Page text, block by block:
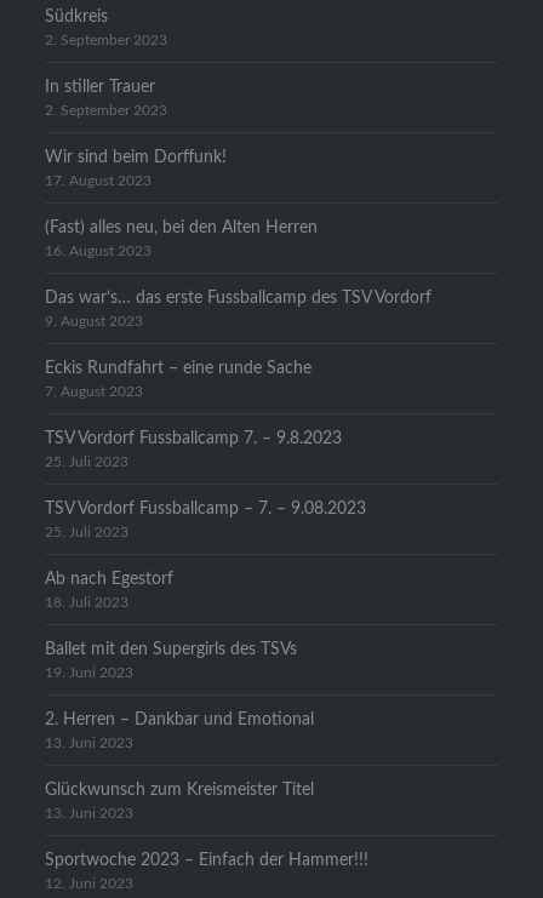
Südkreis
2. September 2023
In stiller Trauer
2. September 2023
Wir sind beim Dorffunk!
17. August 2023
(Fast) alles neu, bei den Alten Herren
16. August 2023
Das war’s… das erste Fussballcamp des TSV Vordorf
9. August 2023
Eckis Rundfahrt – eine runde Sache
7. August 2023
TSV Vordorf Fussballcamp 7. – 9.8.2023
25. Juli 2023
TSV Vordorf Fussballcamp – 7. – 9.08.2023
25. Juli 2023
Ab nach Egestorf
18. Juli 2023
Ballet mit den Supergirls des TSVs
19. Juni 2023
2. Herren – Dankbar und Emotional
13. Juni 2023
Glückwunsch zum Kreismeister Titel
13. Juni 2023
Sportwoche 2023 – Einfach der Hammer!!!
12. Juni 2023